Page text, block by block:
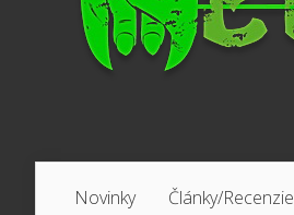
Novinky Články/Recenzie